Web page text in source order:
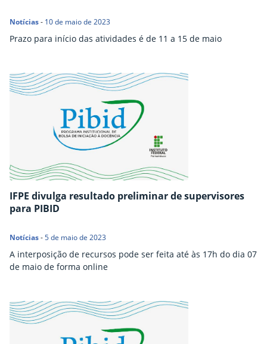
Notícias- 10 de maio de 2023
Prazo para início das atividades é de 11 a 15 de maio
IFPE divulga resultado preliminar de supervisores
para PIBID
Notícias-5 de maio de 2023
A interposição de recursos pode ser feita até às 17h do dia 07
de maio de forma online